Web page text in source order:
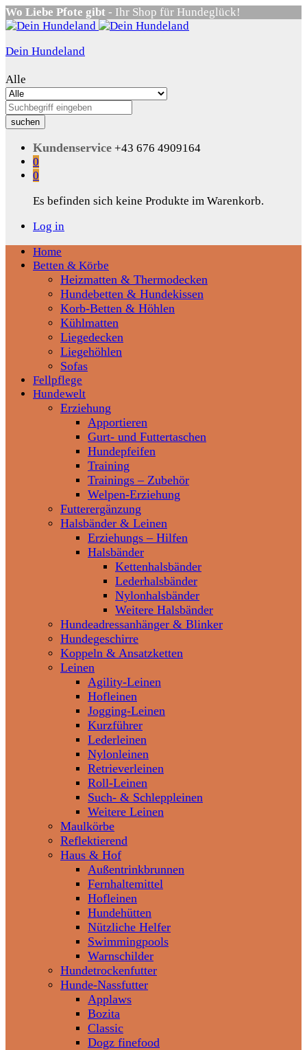
Wo Liebe Pfote gibt - Ihr Shop für Hundeglück!
Dein Hundeland
Alle
suchen
Kundenservice +43 676 4909164
0
0
Es befinden sich keine Produkte im Warenkorb.
Log in
Home
Betten & Körbe
Heizmatten & Thermodecken
Hundebetten & Hundekissen
Korb-Betten & Höhlen
Kühlmatten
Liegedecken
Liegehöhlen
Sofas
Fellpflege
Hundewelt
Erziehung
Apportieren
Gurt- und Futtertaschen
Hundepfeifen
Training
Trainings – Zubehör
Welpen-Erziehung
Futterergänzung
Halsbänder & Leinen
Erziehungs – Hilfen
Halsbänder
Kettenhalsbänder
Lederhalsbänder
Nylonhalsbänder
Weitere Halsbänder
Hundeadressanhänger & Blinker
Hundegeschirre
Koppeln & Ansatzketten
Leinen
Agility-Leinen
Hofleinen
Jogging-Leinen
Kurzführer
Lederleinen
Nylonleinen
Retrieverleinen
Roll-Leinen
Such- & Schleppleinen
Weitere Leinen
Maulkörbe
Reflektierend
Haus & Hof
Außentrinkbrunnen
Fernhaltemittel
Hofleinen
Hundehütten
Nützliche Helfer
Swimmingpools
Warnschilder
Hundetrockenfutter
Hunde-Nassfutter
Applaws
Bozita
Classic
Dogz finefood